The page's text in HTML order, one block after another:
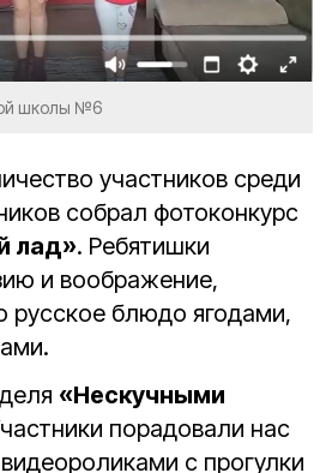
школы №6
участников среди
собрал фотоконкурс
лад». Ребятишки
и воображение,
русское блюдо ягодами,
«Нескучными
порадовали нас
с прогулки